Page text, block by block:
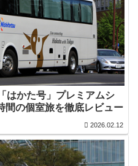
はかた号」プレミアムシ
間の個室旅を徹底レビュー
2026.02.12